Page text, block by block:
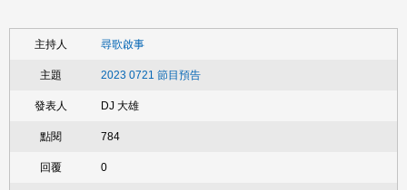
尋歌啟事
2023 0721 節目預告
DJ 大雄
784
0